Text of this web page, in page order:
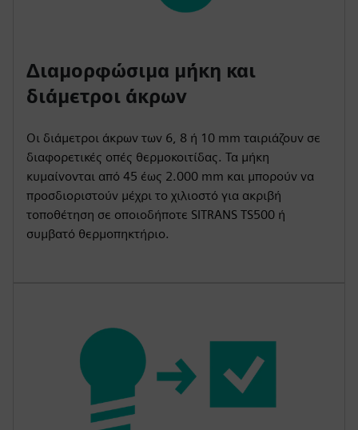
Διαμορφώσιμα μήκη και
διάμετροι άκρων
Οι διάμετροι άκρων των 6, 8 ή 10 mm ταιριάζουν σε
διαφορετικές οπές θερμοκοιτίδας. Τα μήκη
κυμαίνονται από 45 έως 2.000 mm και μπορούν να
προσδιοριστούν μέχρι το χιλιοστό για ακριβή
τοποθέτηση σε οποιοδήποτε SITRANS TS500 ή
συμβατό θερμοπηκτήριο.